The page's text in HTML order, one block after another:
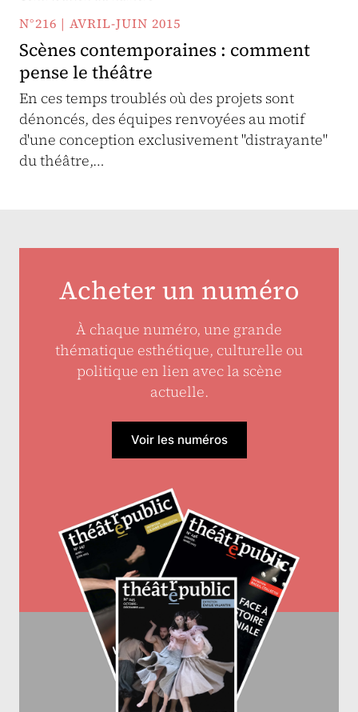
N°216 | AVRIL-JUIN 2015
Scènes contemporaines : comment
pense le théâtre
En ces temps troublés où des projets sont
dénoncés, des équipes renvoyées au motif
d'une conception exclusivement "distrayante"
du théâtre,…
Acheter un numéro
À chaque numéro, une grande
thématique esthétique, culturelle ou
politique en lien avec la scène
actuelle.
Voir les numéros